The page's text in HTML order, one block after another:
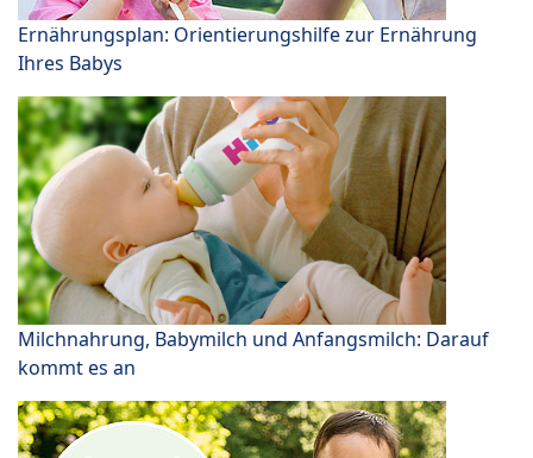
Ernährungsplan: Orientierungshilfe zur Ernährung
Ihres Babys
Milchnahrung, Babymilch und Anfangsmilch: Darauf
kommt es an